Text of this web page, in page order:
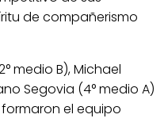
de compañerismo
medio B), Michael
Segovia (4° medio A)
formaron el equipo